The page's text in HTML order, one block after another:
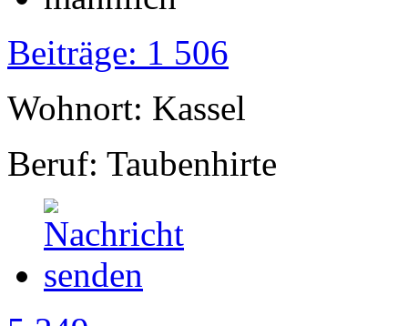
Beiträge: 1 506
Wohnort: Kassel
Beruf: Taubenhirte